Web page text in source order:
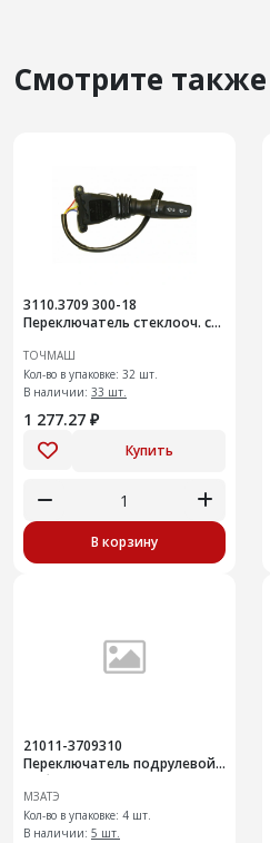
Смотрите также
3110.3709 300-18
Переключатель стеклооч. с
ТОЧМАШ
Кол-во в упаковке: 32 шт.
В наличии: 33 шт.
1 277.27 ₽
Купить
В корзину
21011-3709310
Переключатель подрулевой
в сборе аналог 124.3709 (3-х
позиционный)
МЗАТЭ
Кол-во в упаковке: 4 шт.
В наличии: 5 шт.